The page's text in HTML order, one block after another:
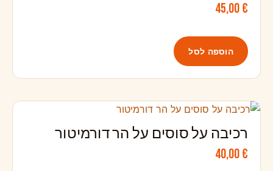
45,00€
הוספה לסל
רכיבה על סוסים על הר דורמיטור
40,00€